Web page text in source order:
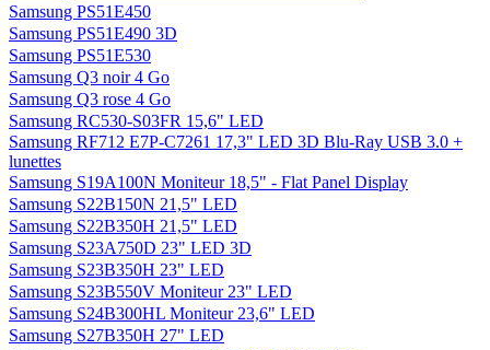
Samsung PS51E450
Samsung PS51E490 3D
Samsung PS51E530
Samsung Q3 noir 4 Go
Samsung Q3 rose 4 Go
Samsung RC530-S03FR 15,6" LED
Samsung RF712 E7P-C7261 17,3" LED 3D Blu-Ray USB 3.0 +
lunettes
Samsung S19A100N Moniteur 18,5" - Flat Panel Display
Samsung S22B150N 21,5" LED
Samsung S22B350H 21,5" LED
Samsung S23A750D 23" LED 3D
Samsung S23B350H 23" LED
Samsung S23B550V Moniteur 23" LED
Samsung S24B300HL Moniteur 23,6" LED
Samsung S27B350H 27" LED